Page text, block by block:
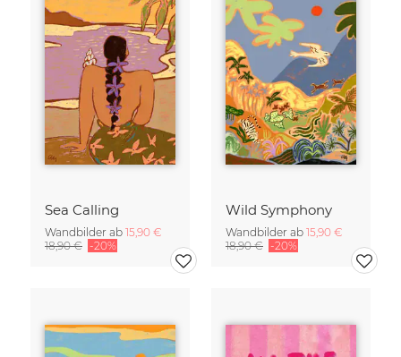
Sea Calling
Wandbilder ab 15,90 €
18,90 € -20%
Wild Symphony
Wandbilder ab 15,90 €
18,90 € -20%